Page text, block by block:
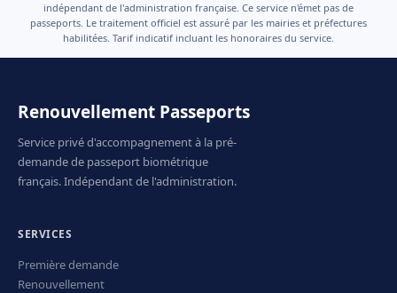
indépendant de l'administration française. Ce service n'émet pas de
passeports. Le traitement officiel est assuré par les mairies et préfectures
habilitées. Tarif indicatif incluant les honoraires du service.
Renouvellement Passeports
Service privé d'accompagnement à la pré-
demande de passeport biométrique
français. Indépendant de l'administration.
SERVICES
Première demande
Renouvellement